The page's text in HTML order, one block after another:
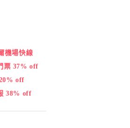
機場快線
票 37% off
off
38% off